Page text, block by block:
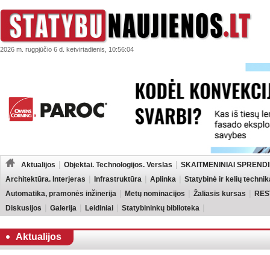
2026 m. rugpjūčio 6 d. ketvirtadienis, 10:56:04
Aktualijos Objektai. Technologijos. Verslas
SKAITMENINIAI
Architektūra. Interjeras
Infrastruktūra Aplinka
Statybinė ir kelių
Automatika, pramonės inžinerija
Metų nominacijos Žaliasis kursas
Diskusijos
Galerija Leidiniai Statybininkų biblioteka
Aktualijos